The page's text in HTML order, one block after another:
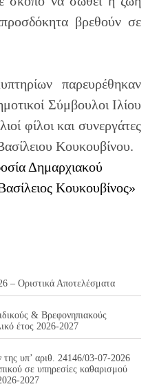
βρεθούν σε
παρευρέθηκαν
Σύμβουλοι Ιλίου
φίλοι και συνεργάτες
Κουκουβίνου.
Δημαρχιακού
Κουκουβίνος»
– Οριστικά Αποτελέσματα
& Βρεφονηπιακούς
έτος 2026-2027
υπ’ αριθ. 24146/03-07-2026
σε υπηρεσίες καθαρισμού
2027